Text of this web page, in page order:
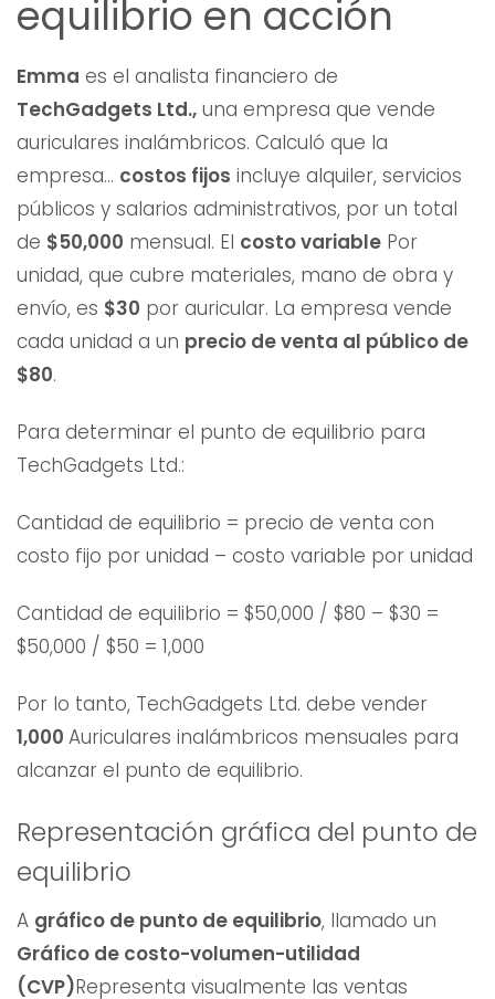
equilibrio en acción
Emma es el analista financiero de
TechGadgets Ltd., una empresa que vende
auriculares inalámbricos. Calculó que la
empresa... costos fijos incluye alquiler, servicios
públicos y salarios administrativos, por un total
de $50,000 mensual. El costo variable Por
unidad, que cubre materiales, mano de obra y
envío, es $30 por auricular. La empresa vende
cada unidad a un precio de venta al público de
$80.
Para determinar el punto de equilibrio para
TechGadgets Ltd.:
Cantidad de equilibrio = precio de venta con
costo fijo por unidad – costo variable por unidad
Cantidad de equilibrio = $50,000 / $80 – $30 =
$50,000 / $50 = 1,000
Por lo tanto, TechGadgets Ltd. debe vender
1,000 Auriculares inalámbricos mensuales para
alcanzar el punto de equilibrio.
Representación gráfica del punto de
equilibrio
A gráfico de punto de equilibrio, llamado un
Gráfico de costo-volumen-utilidad
(CVP)Representa visualmente las ventas